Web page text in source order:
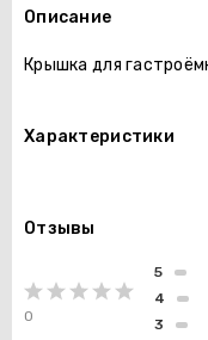
Описание
Крышка для
Характеристики
Отзывы
0 3
4
5